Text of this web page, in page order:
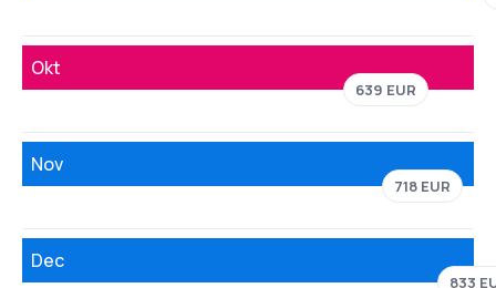
Okt
639 EUR
Nov
718 EUR
Dec
833